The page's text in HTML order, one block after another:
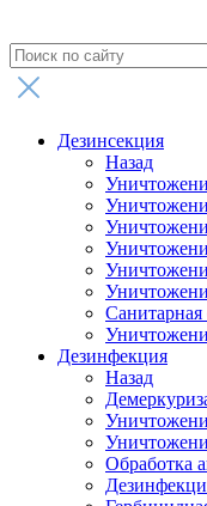
Дезинсекция
Назад
Санитарная
Дезинфекция
Назад
Обработка